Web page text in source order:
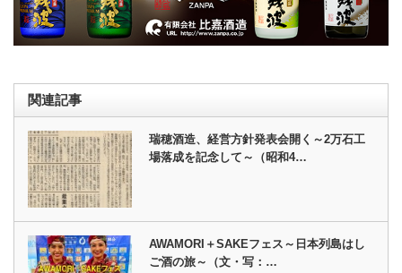
関連記事
瑞穂酒造、経営方針発表会開く～2万石工
場落成を記念して～（昭和4…
AWAMORI＋SAKEフェス～日本列島はし
ご酒の旅～（文・写：…